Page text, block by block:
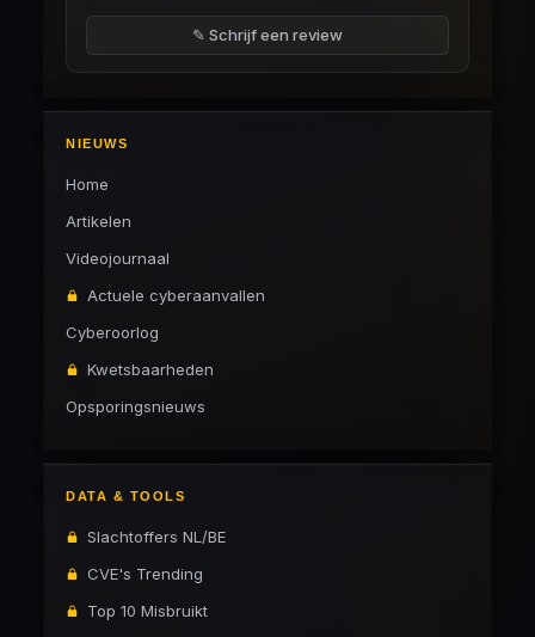
✎ Schrijf een review
NIEUWS
Home
Artikelen
Videojournaal
Actuele cyberaanvallen
Cyberoorlog
Kwetsbaarheden
Opsporingsnieuws
DATA & TOOLS
Slachtoffers NL/BE
CVE's Trending
Top 10 Misbruikt